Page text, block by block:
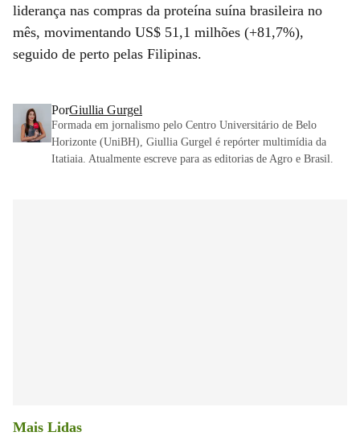
liderança nas compras da proteína suína brasileira no
mês, movimentando US$ 51,1 milhões (+81,7%),
seguido de perto pelas Filipinas.
PorGiullia Gurgel
Formada em jornalismo pelo Centro Universitário de Belo
Horizonte (UniBH), Giullia Gurgel é repórter multimídia da
Itatiaia. Atualmente escreve para as editorias de Agro e Brasil.
Mais Lidas